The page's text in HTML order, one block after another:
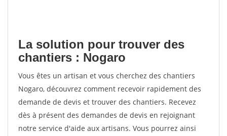
La solution pour trouver des
chantiers : Nogaro
Vous êtes un artisan et vous cherchez des chantiers
Nogaro, découvrez comment recevoir rapidement des
demande de devis et trouver des chantiers. Recevez
dès à présent des demandes de devis en rejoignant
notre service d'aide aux artisans. Vous pourrez ainsi